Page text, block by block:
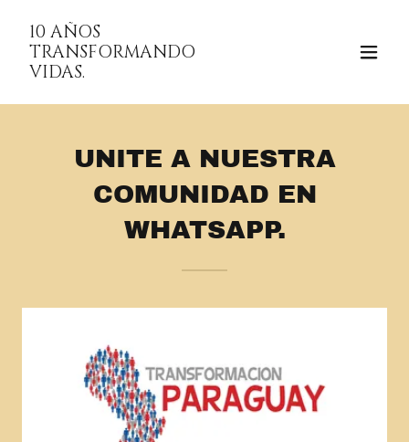
10 AÑOS
TRANSFORMANDO
VIDAS.
UNITE A NUESTRA
COMUNIDAD EN
WHATSAPP.